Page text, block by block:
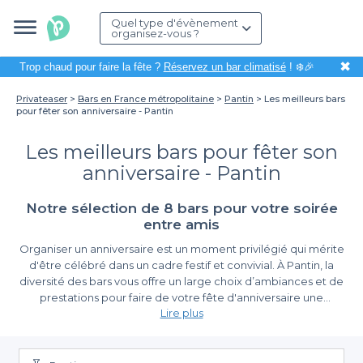
Quel type d'évènement
organisez-vous ?
Trop chaud pour faire la fête ? Réservez un bar climatisé! ❄️🎉 ✖
Privateaser Bars en France métropolitaine Pantin
Les meilleurs bars
pour fêter son anniversaire - Pantin
Les meilleurs bars pour fêter son
anniversaire - Pantin
Notre sélection de 8 bars pour votre soirée
entre amis
Organiser un anniversaire est un moment privilégié qui mérite
d'être célébré dans un cadre festif et convivial. À Pantin, la
diversité des bars vous offre un large choix d’ambiances et de
prestations pour faire de votre fête d'anniversaire une
expérience inoubliable. Que vous souhaitiez une soirée
l’endroit parfait pour marquer ce jour spécial.
Simplifiez l'organisation de votre anniversaire
Lire plus